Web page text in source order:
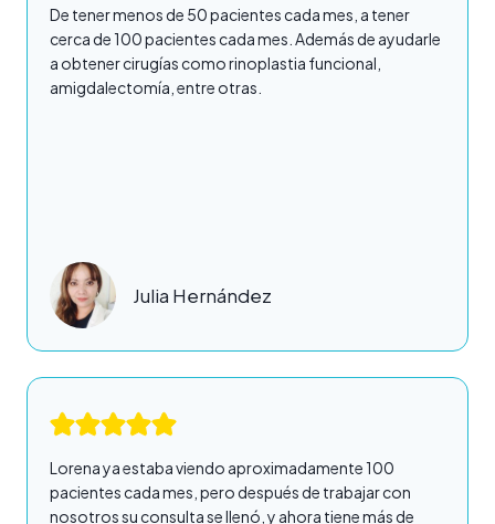
De tener menos de 50 pacientes cada mes, a tener
cerca de 100 pacientes cada mes. Además de ayudarle
a obtener cirugías como rinoplastia funcional,
amigdalectomía, entre otras.
Julia Hernández
Lorena ya estaba viendo aproximadamente 100
pacientes cada mes, pero después de trabajar con
nosotros su consulta se llenó, y ahora tiene más de